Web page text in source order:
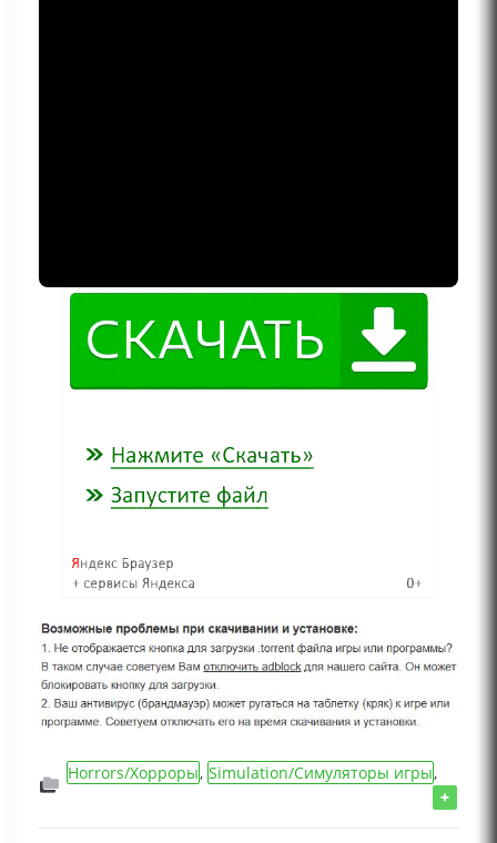
Horrors/Хорроры, Simulation/Симуляторы игры,
+